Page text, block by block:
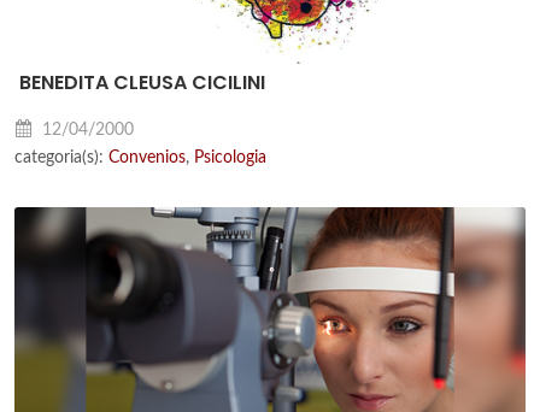
BENEDITA CLEUSA CICILINI
12/04/2000
categoria(s): Convenios, Psicologia